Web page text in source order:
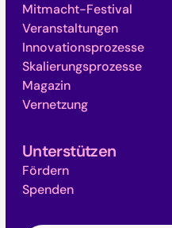
Mitmacht-Festival
Veranstaltungen
Innovationsprozesse
Skalierungsprozesse
Magazin
Vernetzung
Unterstützen
Fördern
Spenden